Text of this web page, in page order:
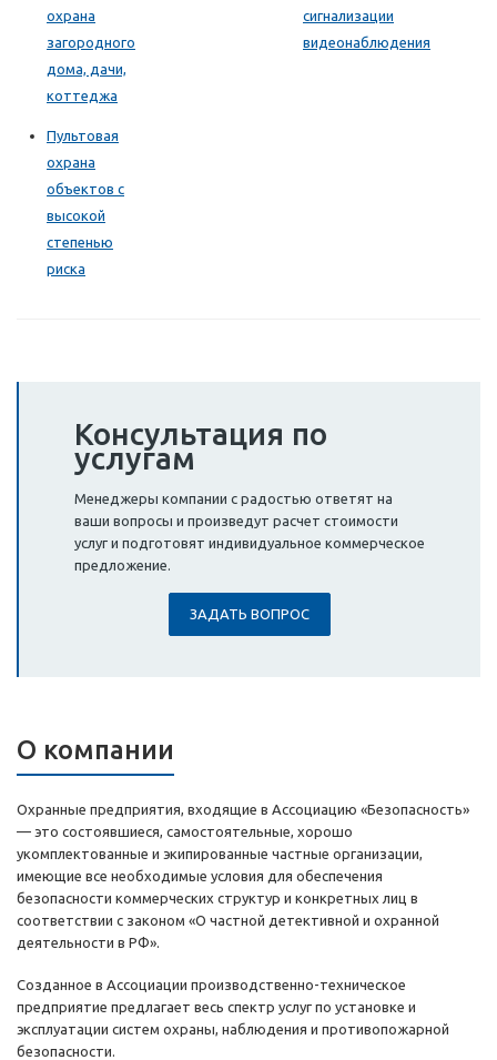
охрана
загородного
дома, дачи,
коттеджа
сигнализации
видеонаблюдения
Пультовая
охрана
объектов с
высокой
степенью
риска
Консультация по
услугам
Менеджеры компании с радостью ответят на
ваши вопросы и произведут расчет стоимости
услуг и подготовят индивидуальное коммерческое
предложение.
ЗАДАТЬ ВОПРОС
О компании
Охранные предприятия, входящие в Ассоциацию «Безопасность»
— это состоявшиеся, самостоятельные, хорошо
укомплектованные и экипированные частные организации,
имеющие все необходимые условия для обеспечения
безопасности коммерческих структур и конкретных лиц в
соответствии с законом «О частной детективной и охранной
деятельности в РФ».
Созданное в Ассоциации производственно-техническое
предприятие предлагает весь спектр услуг по установке и
эксплуатации систем охраны, наблюдения и противопожарной
безопасности.